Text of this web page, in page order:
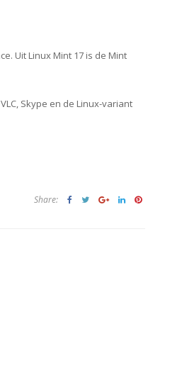
Uit Linux Mint 17 is de Mint
Skype en de Linux-variant
Share: